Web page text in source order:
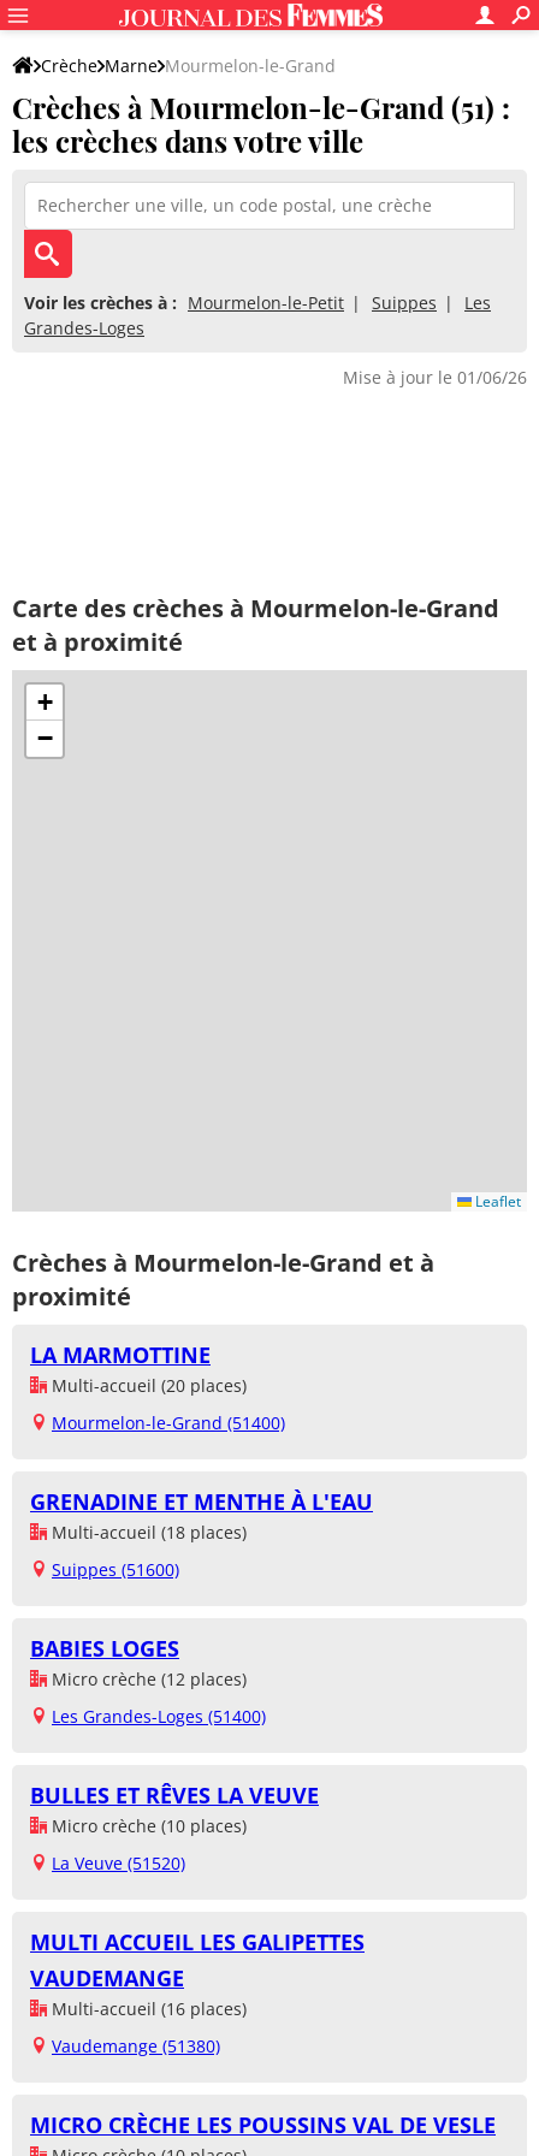
Crèche Marne Mourmelon-le-Grand
Crèches à Mourmelon-le-Grand (51) :
les crèches dans votre ville
Voir les crèches à : Mourmelon-le-Petit Suippes
Les
Grandes-Loges
Mise à jour le 01/06/26
Carte des crèches à Mourmelon-le-Grand
et à proximité
+
−
Leaflet
Crèches à Mourmelon-le-Grand et à
proximité
LA MARMOTTINE
Multi-accueil (20 places)
Mourmelon-le-Grand (51400)
GRENADINE ET MENTHE À L'EAU
Multi-accueil (18 places)
Suippes (51600)
BABIES LOGES
Micro crèche (12 places)
Les Grandes-Loges (51400)
BULLES ET RÊVES LA VEUVE
Micro crèche (10 places)
La Veuve (51520)
MULTI ACCUEIL LES GALIPETTES
VAUDEMANGE
Multi-accueil (16 places)
Vaudemange (51380)
MICRO CRÈCHE LES POUSSINS VAL DE VESLE